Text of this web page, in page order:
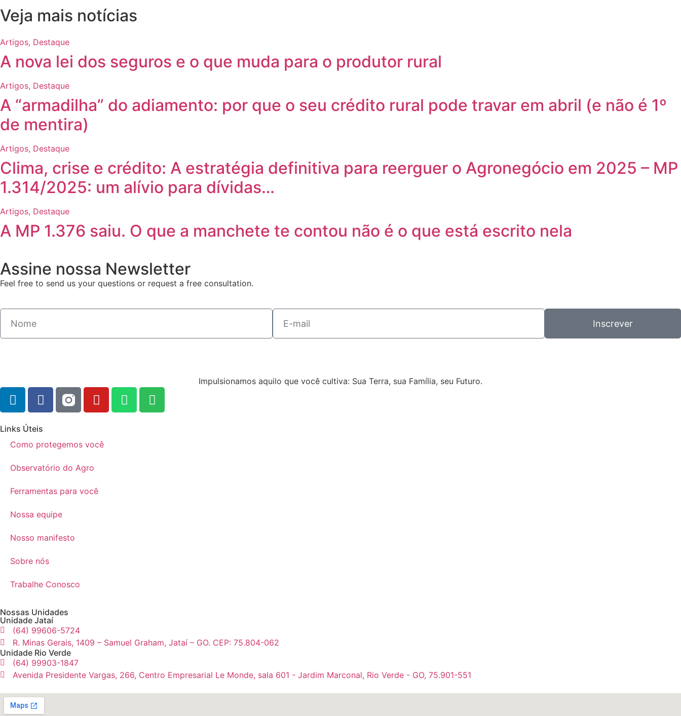
Veja mais notícias
Artigos, Destaque
A nova lei dos seguros e o que muda para o produtor rural
Artigos, Destaque
A “armadilha” do adiamento: por que o seu crédito rural pode travar em abril (e não é 1º
de mentira)
Artigos, Destaque
Clima, crise e crédito: A estratégia definitiva para reerguer o Agronegócio em 2025 – MP
1.314/2025: um alívio para dívidas…
Artigos, Destaque
A MP 1.376 saiu. O que a manchete te contou não é o que está escrito nela
Assine nossa Newsletter
Feel free to send us your questions or request a free consultation.
Inscrever
Impulsionamos aquilo que você cultiva: Sua Terra, sua Família, seu Futuro.
Links Úteis
Como protegemos você
Observatório do Agro
Ferramentas para você
Nossa equipe
Nosso manifesto
Sobre nós
Trabalhe Conosco
Nossas Unidades
Unidade Jataí
(64) 99606-5724
R. Minas Gerais, 1409 – Samuel Graham, Jataí – GO. CEP: 75.804-062
Unidade Rio Verde
(64) 99903-1847
Avenida Presidente Vargas, 266, Centro Empresarial Le Monde, sala 601 - Jardim Marconal, Rio Verde - GO, 75.901-551